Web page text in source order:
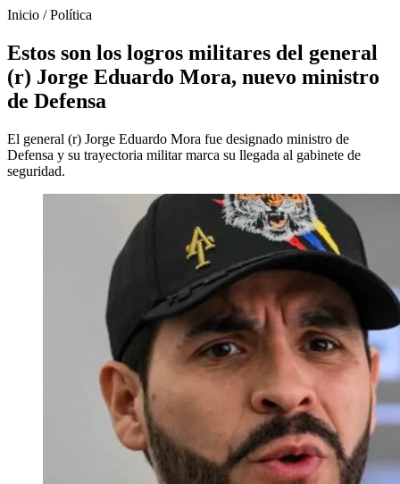
Inicio /Política
Estos son los logros militares del general
(r) Jorge Eduardo Mora, nuevo ministro
de Defensa
El general (r) Jorge Eduardo Mora fue designado ministro de
Defensa y su trayectoria militar marca su llegada al gabinete de
seguridad.